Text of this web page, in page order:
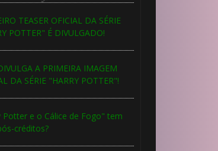
TEASER OFICIAL DA SÉRIE
POTTER" É DIVULGADO!
A PRIMEIRA IMAGEM
DA SÉRIE "HARRY POTTER"!
Potter e o Cálice de Fogo" tem
créditos?